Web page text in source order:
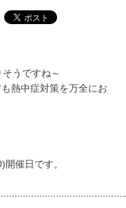
うですね～
熱中症対策を万全にお
催日です。